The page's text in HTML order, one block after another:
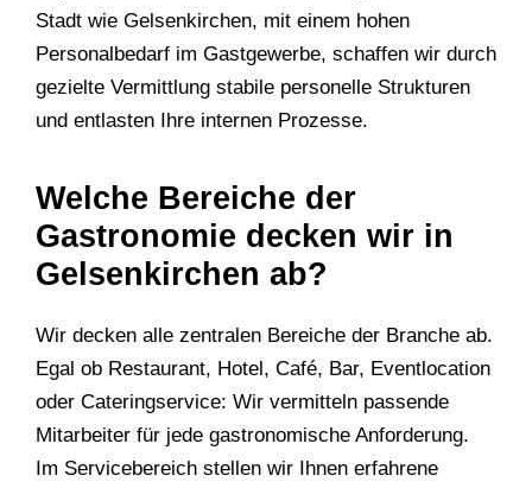
Stadt wie Gelsenkirchen, mit einem hohen
Personalbedarf im Gastgewerbe, schaffen wir durch
gezielte Vermittlung stabile personelle Strukturen
und entlasten Ihre internen Prozesse.
Welche Bereiche der
Gastronomie decken wir in
Gelsenkirchen ab?
Wir decken alle zentralen Bereiche der Branche ab.
Egal ob Restaurant, Hotel, Café, Bar, Eventlocation
oder Cateringservice: Wir vermitteln passende
Mitarbeiter für jede gastronomische Anforderung.
Im Servicebereich stellen wir Ihnen erfahrene